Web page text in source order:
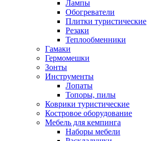
Лампы
Обогреватели
Плитки туристические
Резаки
Теплообменники
Гамаки
Гермомешки
Зонты
Инструменты
Лопаты
Топоры, пилы
Коврики туристические
Костровое оборудование
Мебель для кемпинга
Наборы мебели